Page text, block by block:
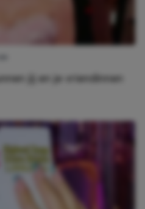
jij en je vriendinnen